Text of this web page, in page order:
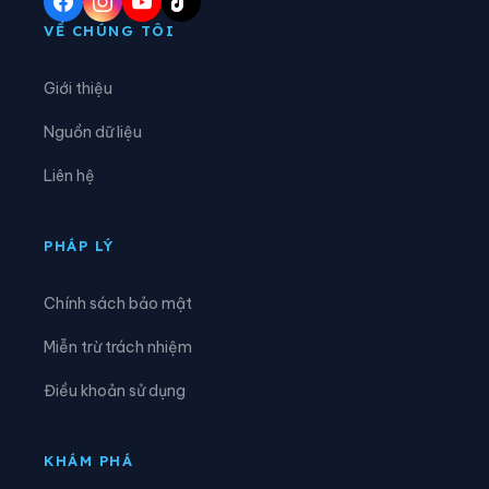
Xã Chợ Mới
Xã Giồng Riềng
Xã Kiên Lương
VỀ CHÚNG TÔI
Giới thiệu
Nguồn dữ liệu
Liên hệ
PHÁP LÝ
Chính sách bảo mật
Miễn trừ trách nhiệm
Điều khoản sử dụng
KHÁM PHÁ